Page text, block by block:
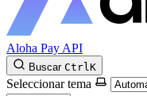
Aloha Pay API
Buscar CtrlK
Seleccionar tema